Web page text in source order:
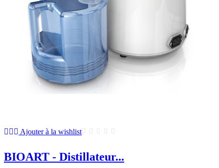
Ajouter à la wishlist
BIOART - Distillateur...